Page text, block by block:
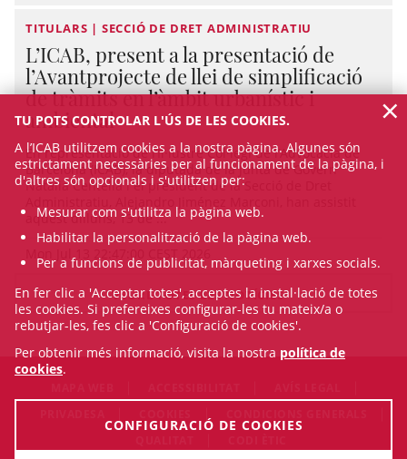
TITULARS | SECCIÓ DE DRET ADMINISTRATIU
L’ICAB, present a la presentació de
l’Avantprojecte de llei de simplificació
de tràmits en l’àmbit urbanístic i
ambiental
En representació de l’Il·lustre Col·legi de l’Advocacia de
Barcelona (ICAB), la diputada de la Junta de Govern
Natalia Centella i el president de la Secció de Dret
aquest dilluns, 13 de ...
Mon Jul 13 22:47:00 CEST 2026
VEURE TOTES LES NOTÍCIES
TU POTS CONTROLAR L'ÚS DE LES COOKIES.
A l’ICAB utilitzem cookies a la nostra pàgina. Algunes són
estrictament necessàries per al funcionament de la pàgina, i
d'altres són opcionals i s'utilitzen per:
Mesurar com s'utilitza la pàgina web.
Habilitar la personalització de la pàgina web.
Per a funcions de publicitat, màrqueting i xarxes socials.
En fer clic a 'Acceptar totes', acceptes la instal·lació de totes
les cookies. Si prefereixes configurar-les tu mateix/a o
rebutjar-les, fes clic a 'Configuració de cookies'.
Per obtenir més informació, visita la nostra política de
cookies.
CONFIGURACIÓ DE COOKIES
×